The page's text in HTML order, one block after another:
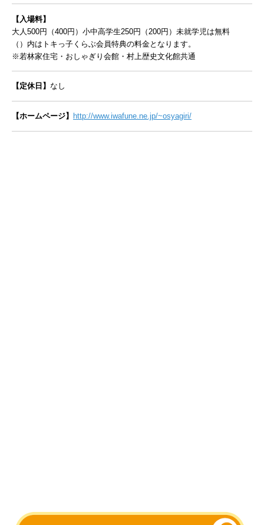
【入場料】
大人500円（400円）小中高学生250円（200円）未就学児は無料
（）内はトキっ子くらぶ会員特典の料金となります。
※若林家住宅・おしゃぎり会館・村上歴史文化館共通
【定休日】 なし
【ホームページ】 http://www.iwafune.ne.jp/~osyagiri/